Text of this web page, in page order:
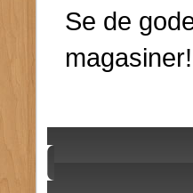
Se de
magasiner!